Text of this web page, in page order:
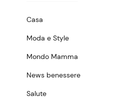
Casa
Moda e Style
Mondo Mamma
News benessere
Salute